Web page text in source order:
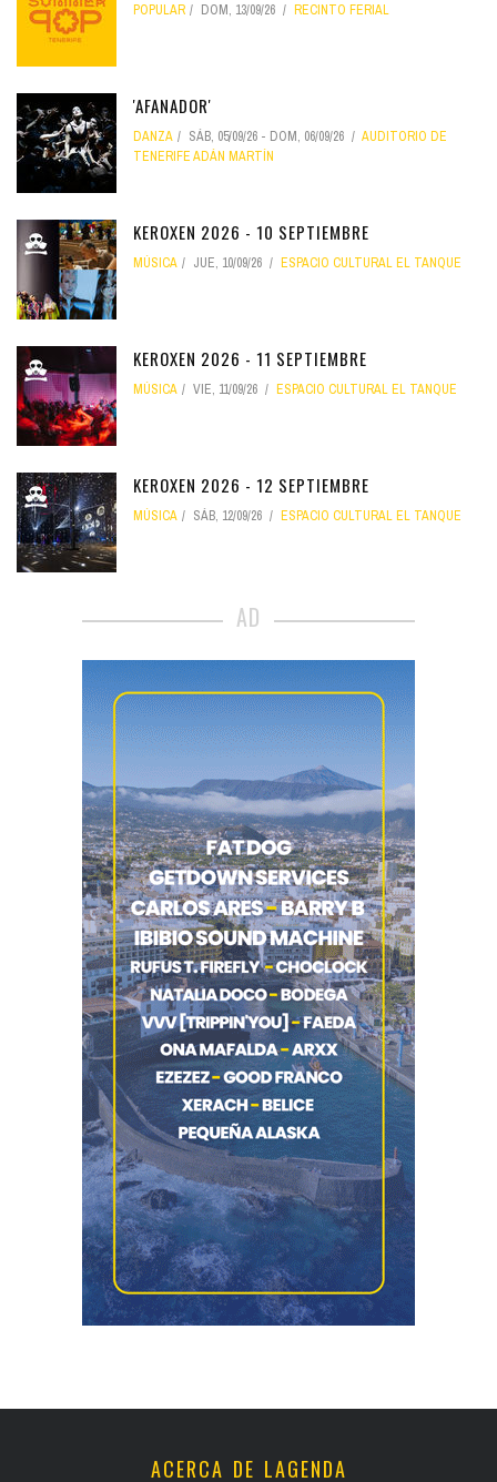
POPULAR DOM, 13/09/26 RECINTO FERIAL
'AFANADOR'
DANZA SÁB, 05/09/26 - DOM, 06/09/26
AUDITORIO DE
TENERIFE ADÁN MARTÍN
KEROXEN 2026 - 10 SEPTIEMBRE
MÚSICA JUE, 10/09/26 ESPACIO CULTURAL EL TANQUE
KEROXEN 2026 - 11 SEPTIEMBRE
MÚSICA VIE, 11/09/26 ESPACIO CULTURAL EL TANQUE
KEROXEN 2026 - 12 SEPTIEMBRE
MÚSICA SÁB, 12/09/26 ESPACIO CULTURAL EL TANQUE
AD
ACERCA DE LAGENDA